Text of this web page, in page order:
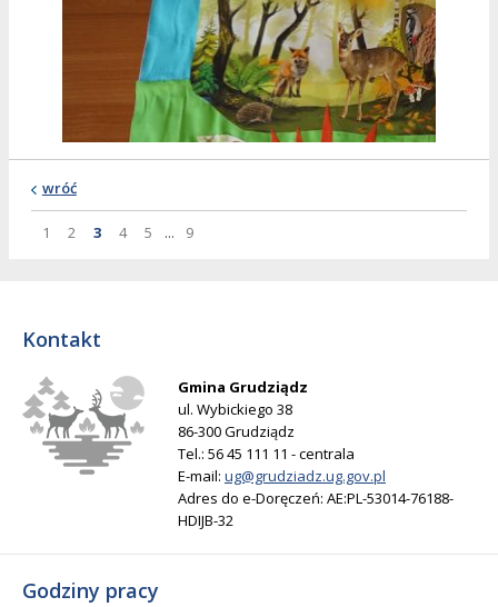
wróć
Strona
Strona
1 Strona
2 Strona
3 Strona
4 Strona
5 ... Strona
9
Kontakt
Gmina Grudziądz
ul. Wybickiego 38
86-300 Grudziądz
Tel.: 56 45 111 11 - centrala
E-mail: ug@grudziadz.ug.gov.pl
Adres do e-Doręczeń: AE:PL-53014-76188-
HDIJB-32
Godziny pracy